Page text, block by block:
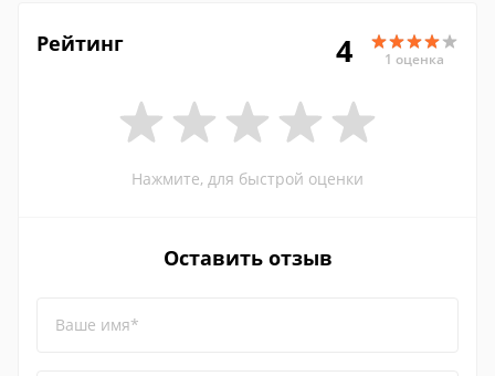
Рейтинг 4 1 оценка
Нажмите, для быстрой оценки
Оставить отзыв
Ваше имя*